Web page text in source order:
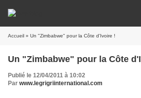
Accueil » Un "Zimbabwe" pour la Côte d'Ivoire !
Un "Zimbabwe" pour la Côte
Publié le 12/04/2011 à 10:02
Par www.legrigriinternational.com